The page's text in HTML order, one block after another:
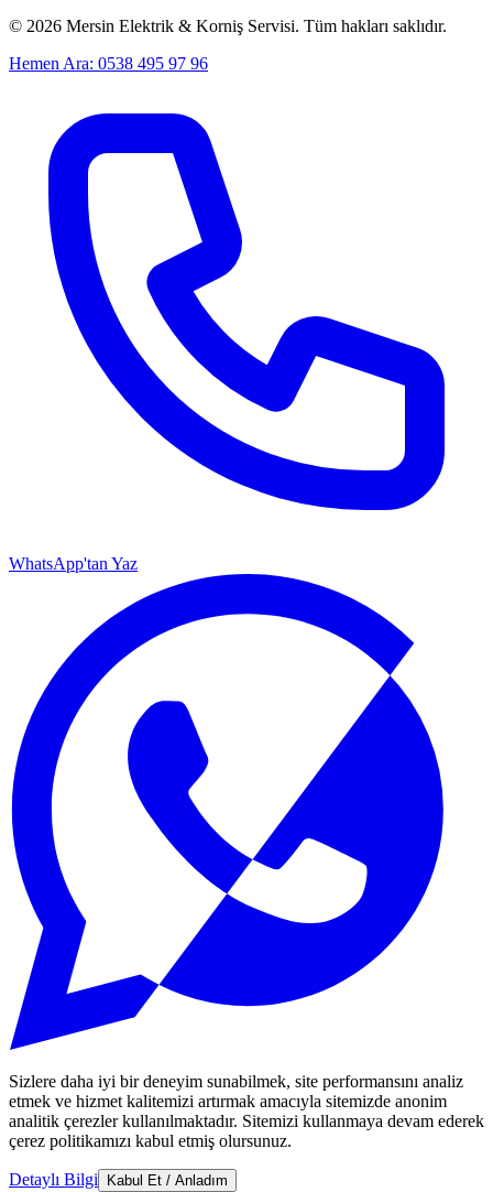
© 2026 Mersin Elektrik & Korniş Servisi. Tüm hakları saklıdır.
Hemen Ara: 0538 495 97 96
WhatsApp'tan Yaz
Sizlere daha iyi bir deneyim sunabilmek, site performansını analiz
etmek ve hizmet kalitemizi artırmak amacıyla sitemizde anonim
analitik çerezler kullanılmaktadır. Sitemizi kullanmaya devam ederek
çerez politikamızı kabul etmiş olursunuz.
Detaylı Bilgi Kabul Et / Anladım